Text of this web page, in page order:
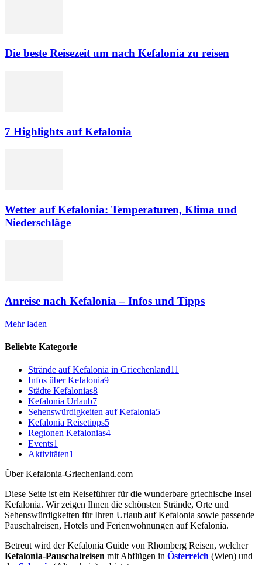
Die beste Reisezeit um nach Kefalonia zu reisen
7 Highlights auf Kefalonia
Wetter auf Kefalonia: Temperaturen, Klima und
Niederschläge
Anreise nach Kefalonia – Infos und Tipps
Mehr laden
Beliebte Kategorie
Strände auf Kefalonia in Griechenland11
Infos über Kefalonia9
Städte Kefalonias8
Kefalonia Urlaub7
Sehenswürdigkeiten auf Kefalonia5
Kefalonia Reisetipps5
Regionen Kefalonias4
Events1
Aktivitäten1
Über Kefalonia-Griechenland.com
Diese Seite ist ein Reiseführer für die wunderbare griechische Insel
Kefalonia. Wir zeigen Ihnen die schönsten Strände, Orte und
Sehenswürdigkeiten für Ihren Urlaub auf Kefalonia sowie passende
Pauschalreisen, Hotels und Ferienwohnungen auf Kefalonia.
Betreut wird der Kefalonia Guide von Rhomberg Reisen, welcher
Kefalonia-Pauschalreisen mit Abflügen in Österreich (Wien) und